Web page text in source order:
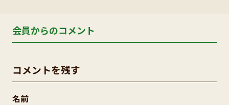
会員からのコメント
コメントを残す
名前